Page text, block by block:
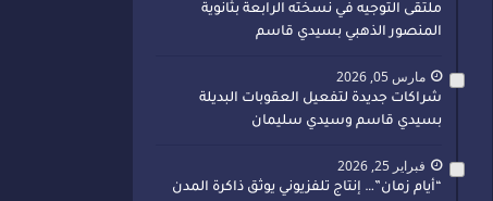
ملتقى التوجيه في نسخته الرابعة بثانوية
المنصور الذهبي بسيدي قاسم
مارس 05, 2026
شراكات جديدة لتفعيل العقوبات البديلة
بسيدي قاسم وسيدي سليمان
فبراير 25, 2026
“أيام زمان”… إنتاج تلفزيوني يوثق ذاكرة المدن